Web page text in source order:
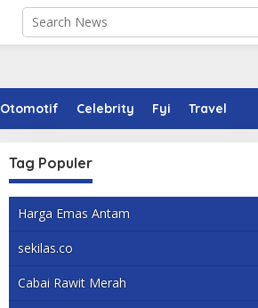
Otomotif Celebrity Fyi Travel
Tag Populer
Harga Emas Antam
sekilas.co
Cabai Rawit Merah